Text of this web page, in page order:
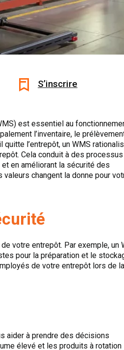
S’inscrire
est essentiel au
l’inventaire, le
quitte l’entrepôt, un WMS
Cela conduit à des processus
en améliorant la sécurité des
changent la donne pour
votre entrepôt. Par exemple, un
pour la préparation et le
de votre entrepôt lors de la
aider à prendre des décisions
élevé et les produits à rotation